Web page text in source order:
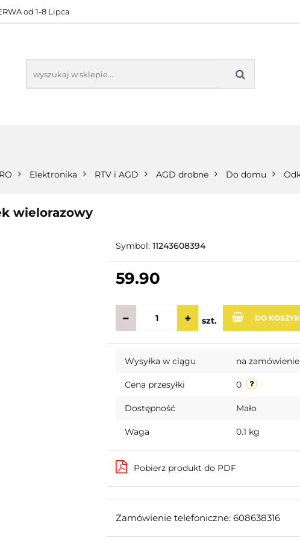
od 1-8 Lipca
KONTAKT BESTSELLERY BLOG
Elektronika RTV i AGD AGD drobne Do domu
wielorazowy
Symbol: 11243608394
59.90
szt. DO
Wysyłka w ciągu na zamówienie
Cena przesyłki 0
Dostępność Mało
Waga 0.1 kg
Pobierz produkt do PDF
Zamówienie telefoniczne: 608638316